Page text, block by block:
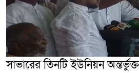
সাভারের তিনটি ইউনিয়ন